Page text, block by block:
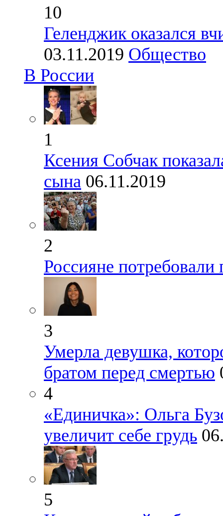
10
Геленджик оказался
03.11.2019 Общество
В России
1
Ксения Собчак
сына 06.11.2019
2
Россияне потребовали
3
Умерла девушка,
братом перед смертью
4
«Единичка»: Ольга
увеличит себе грудь
5